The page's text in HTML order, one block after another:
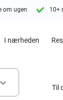
om ugen 10+
I nærheden
keyboard_arrow_down Til